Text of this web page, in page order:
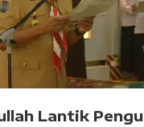
Lantik